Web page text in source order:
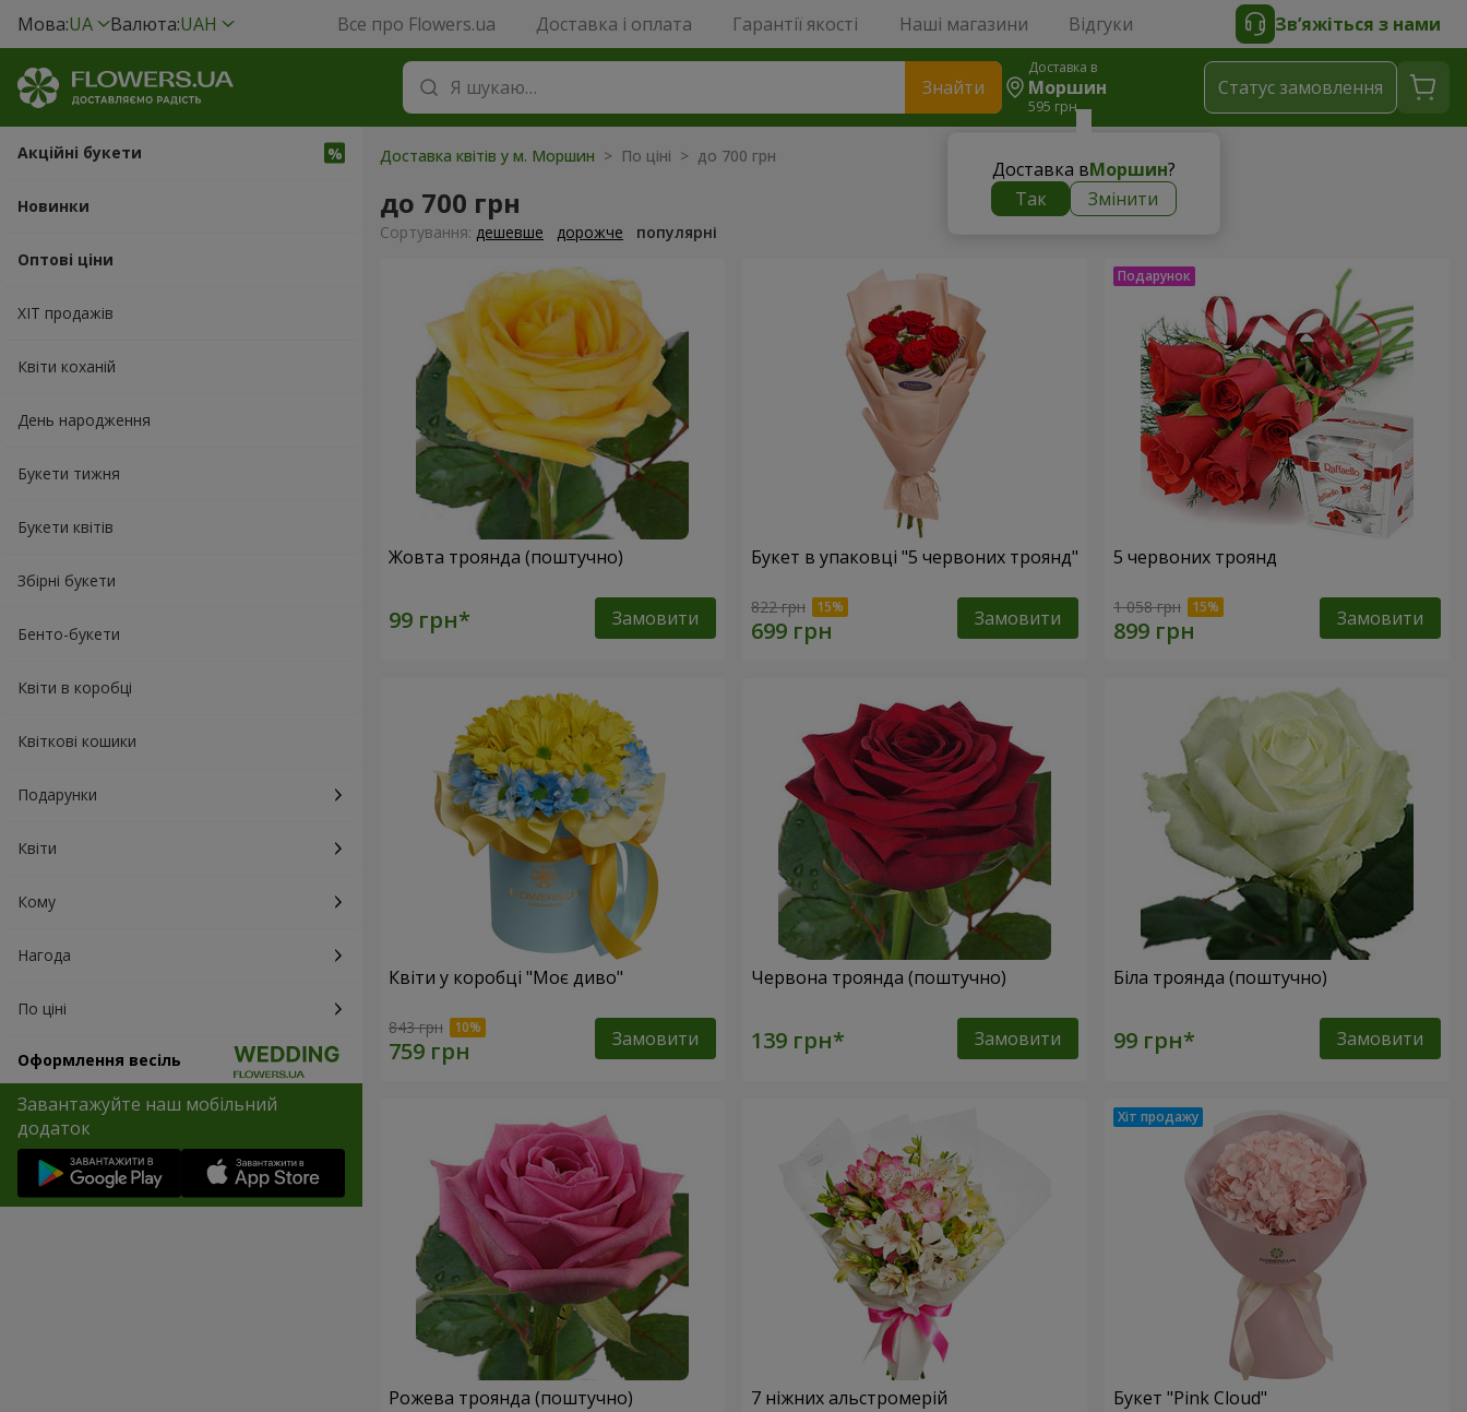
Мова:UA Валюта:UAH Все про Flowers.ua Доставка і оплата Гарантії якості Наші магазини Відгуки Зв’яжіться з нами
Знайти
Доставка в
Моршин
595 грн
Доставка вМоршин?
Так
Змінити
Статус замовлення
Акційні букети
Новинки
Оптові ціни
ХІТ продажів
Квіти коханій
День народження
Букети тижня
Букети квітів
Збірні букети
Бенто-букети
Квіти в коробці
Квіткові кошики
Подарунки
Квіти
Кому
Нагода
По ціні
Оформлення весіль
Завантажуйте наш мобільний
додаток
Доставка квітів у м. Моршин > По ціні > до 700 грн
до 700 грн
Сортування: дешевше дорожче популярні
Жовта троянда (поштучно)
Замовити
Букет в упаковці "5 червоних троянд"
822 грн Замовити
5 червоних троянд
1 058 грн Замовити
Квіти у коробці "Моє диво"
843 грн Замовити
Червона троянда (поштучно)
Замовити
Біла троянда (поштучно)
Замовити
Рожева троянда (поштучно) 7 ніжних альстромерій Букет "Pink Cloud"